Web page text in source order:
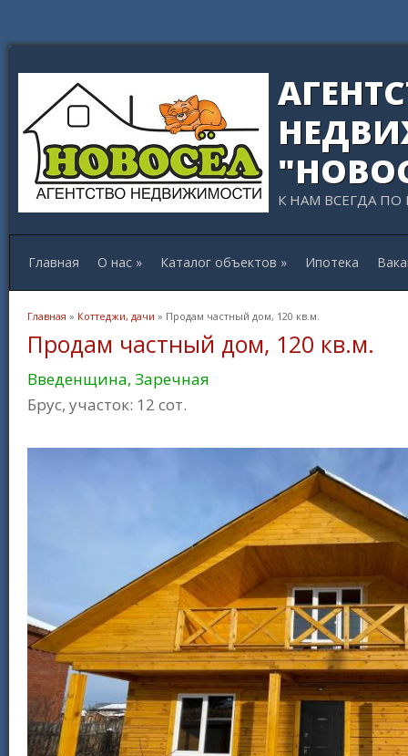
К НАМ ВСЕГДА ПО
Главная О нас » Каталог объектов » Ипотека
Вы здесь
Главная » Коттеджи, дачи » Продам частный дом, 120 кв.м.
Продам частный дом, 120 кв.м.
Введенщина, Заречная
Брус, участок: 12 сот.